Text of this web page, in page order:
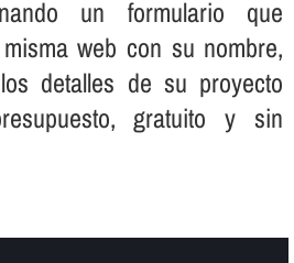
un formulario que
web con su nombre,
detalles de su proyecto
gratuito y sin